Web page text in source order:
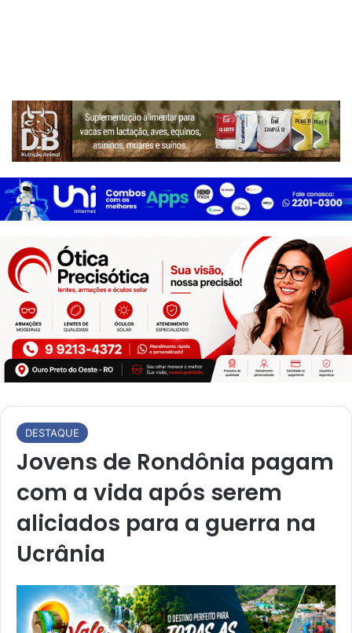
DESTAQUE
Jovens de Rondônia pagam
com a vida após serem
aliciados para a guerra na
Ucrânia